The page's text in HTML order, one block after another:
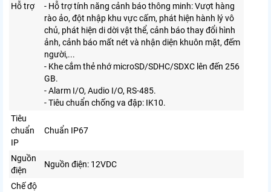
Hỗ trợ
- Hỗ trợ tính năng cảnh báo thông minh: Vượt hàng
rào ảo, đột nhập khu vực cấm, phát hiện hành lý vô
chủ, phát hiện di dời vật thể, cảnh báo thay đổi hình
ảnh, cảnh báo mất nét và nhận diện khuôn mặt, đếm
người,...
- Khe cắm thẻ nhớ microSD/SDHC/SDXC lên đến 256
GB.
- Alarm I/O, Audio I/O, RS-485.
- Tiêu chuẩn chống va đập: IK10.
Tiêu
chuẩn
IP
Chuẩn IP67
Nguồn
điện
Nguồn điện: 12VDC
Chế độ